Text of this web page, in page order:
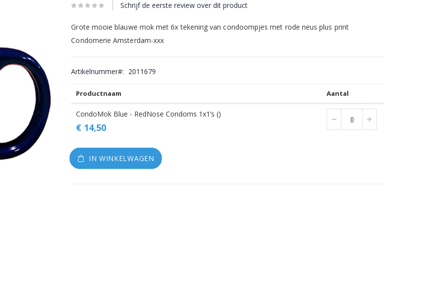
begin
afbeeldingen-
Schrijf de eerste review over dit product
Grote mooie blauwe mok met 6x tekening van condoompjes met rode neus plus print
Condomerie Amsterdam-xxx
Artikelnummer 2011679
productitems
Productnaam Aantal
CondoMok Blue - RedNose Condoms 1x1’s ()
€ 14,50
IN WINKELWAGEN